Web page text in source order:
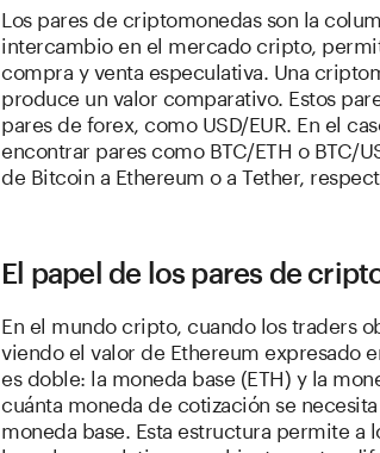
Los pares de criptomonedas son la
intercambio en el mercado cripto,
compra y venta especulativa. Una
produce un valor comparativo. Estos
pares de forex, como USD/EUR. En el
encontrar pares como BTC/ETH o BTC/
de Bitcoin a Ethereum o a Tether,
El papel de los pares de
En el mundo cripto, cuando los traders
viendo el valor de Ethereum expresado
es doble: la moneda base (ETH) y la
cuánta moneda de cotización se
moneda base. Esta estructura permite a